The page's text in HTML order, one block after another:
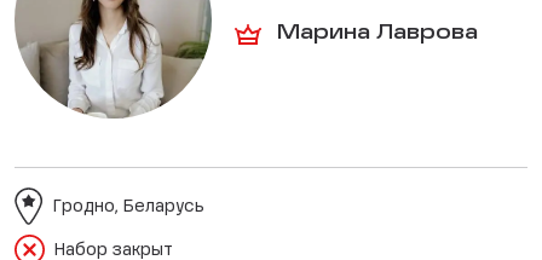
Марина Лаврова
Набор закрыт
Гродно, Беларусь